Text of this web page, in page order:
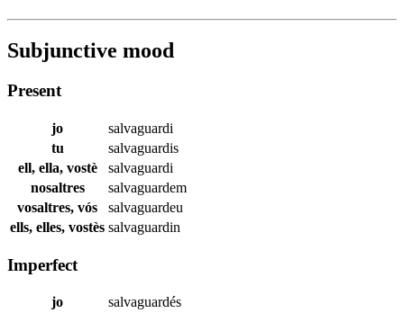
Subjunctive mood
Present
jo
salvaguardi
tu
salvaguardis
ell, ella, vostè
salvaguardi
nosaltres
salvaguardem
vosaltres, vós
salvaguardeu
ells, elles, vostès salvaguardin
Imperfect
jo
salvaguardés